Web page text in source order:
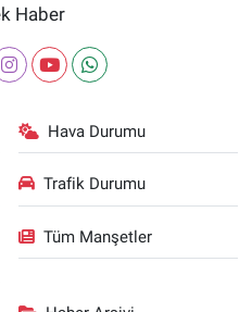
Haber
Hava Durumu
Trafik Durumu
Tüm Manşetler